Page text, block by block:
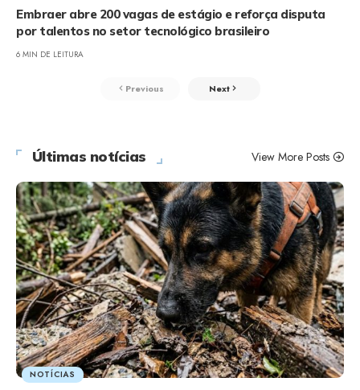
Embraer abre 200 vagas de estágio e reforça disputa
por talentos no setor tecnológico brasileiro
6 MIN DE LEITURA
Previous Next
Últimas notícias View More Posts
NOTÍCIAS